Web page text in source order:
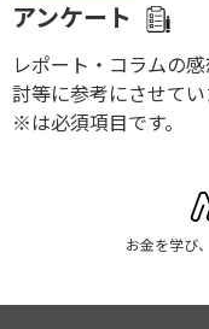
アンケート
レポート・コラムの
討等に参考にさせてい
※は必須項目です。
お金を学び